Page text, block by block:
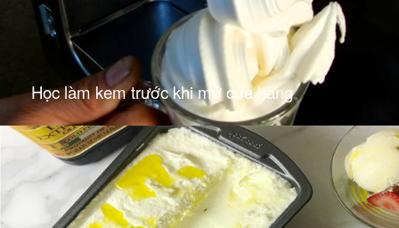
Học làm kem trước khi mở cửa hàng